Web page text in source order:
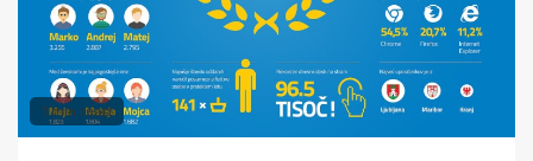
1 min read